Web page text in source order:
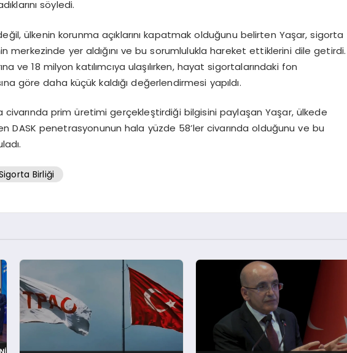
söyledi.
ülkenin korunma açıklarını kapatmak olduğunu belirten Yaşar, sigorta
merkezinde yer aldığını ve bu sorumlulukla hareket ettiklerini dile getirdi.
ve 18 milyon katılımcıya ulaşılırken, hayat sigortalarındaki fon
göre daha küçük kaldığı değerlendirmesi yapıldı.
civarında prim üretimi gerçekleştirdiği bilgisini paylaşan Yaşar, ülkede
DASK penetrasyonunun hala yüzde 58’ler civarında olduğunu ve bu
Birliği